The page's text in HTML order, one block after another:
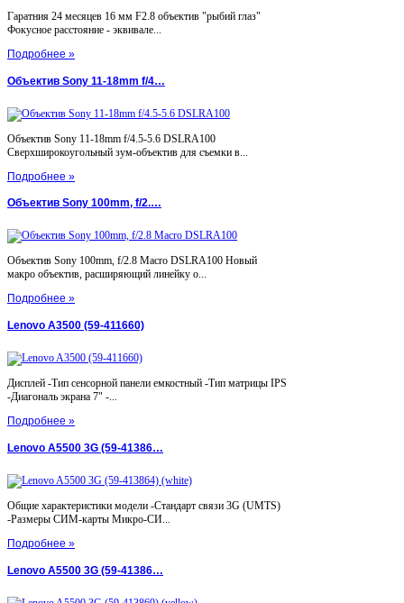
Гаратния 24 месяцев 16 мм F2.8 объектив "рыбий глаз"
Фокусное расстояние - эквивале...
Подробнее »
Объектив Sony 11-18mm f/4…
Объектив Sony 11-18mm f/4.5-5.6 DSLRA100
Сверхширокоугольный зум-объектив для съемки в...
Подробнее »
Объектив Sony 100mm, f/2.…
Объектив Sony 100mm, f/2.8 Macro DSLRA100 Новый
макро объектив, расширяющий линейку о...
Подробнее »
Lenovo A3500 (59-411660)
Дисплей -Тип сенсорной панели емкостный -Тип матрицы IPS
-Диагональ экрана 7" -...
Подробнее »
Lenovo A5500 3G (59-41386…
Общие характеристики модели -Стандарт связи 3G (UMTS)
-Размеры СИМ-карты Микро-СИ...
Подробнее »
Lenovo A5500 3G (59-41386…